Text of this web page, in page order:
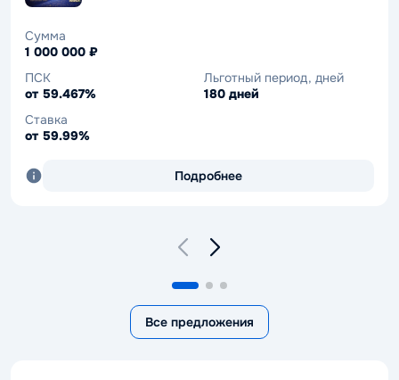
Сумма
1 000 000 ₽
ПСК
от 59.467%
Льготный период, дней
180 дней
Ставка
от 59.99%
Подробнее
Все предложения
Сумма
100 000 – 10 000 000 ₽
ПСК
21.486–36.999%
Ставка
от 22.9%
Срок
12–120 мес.
Подробнее